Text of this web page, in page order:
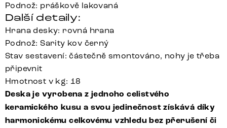
Podnož: práškově lakovaná
Další detaily:
Hrana desky: rovná hrana
Podnož: Sarity kov černý
Stav sestavení: částečně smontováno, nohy je třeba
připevnit
Hmotnost v kg: 18
Deska je vyrobena z jednoho celistvého
keramického kusu a svou jedinečnost získává díky
harmonickému celkovému vzhledu bez přerušení či